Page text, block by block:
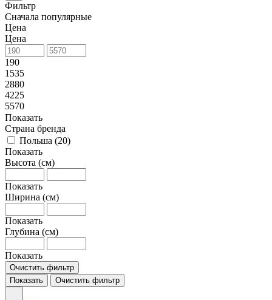
Фильтр
Сначала популярные
Цена
Цена
190
1535
2880
4225
5570
Показать
Страна бренда
Польша (20)
Показать
Высота (см)
Показать
Ширина (см)
Показать
Глубина (см)
Показать
Очистить фильтр
Показать
Очистить фильтр